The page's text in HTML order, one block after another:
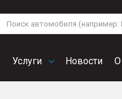
Услуги Новости О
Audi